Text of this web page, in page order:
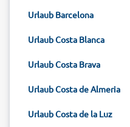
Urlaub Barcelona
Urlaub Costa Blanca
Urlaub Costa Brava
Urlaub Costa de Almeria
Urlaub Costa de la Luz